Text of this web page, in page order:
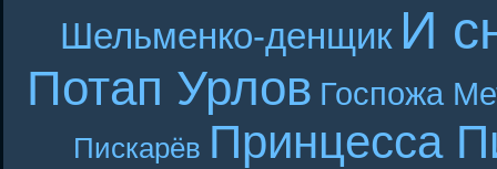
Шельменко-денщик И
Потап Урлов Госпожа
Пискарёв Принцесса